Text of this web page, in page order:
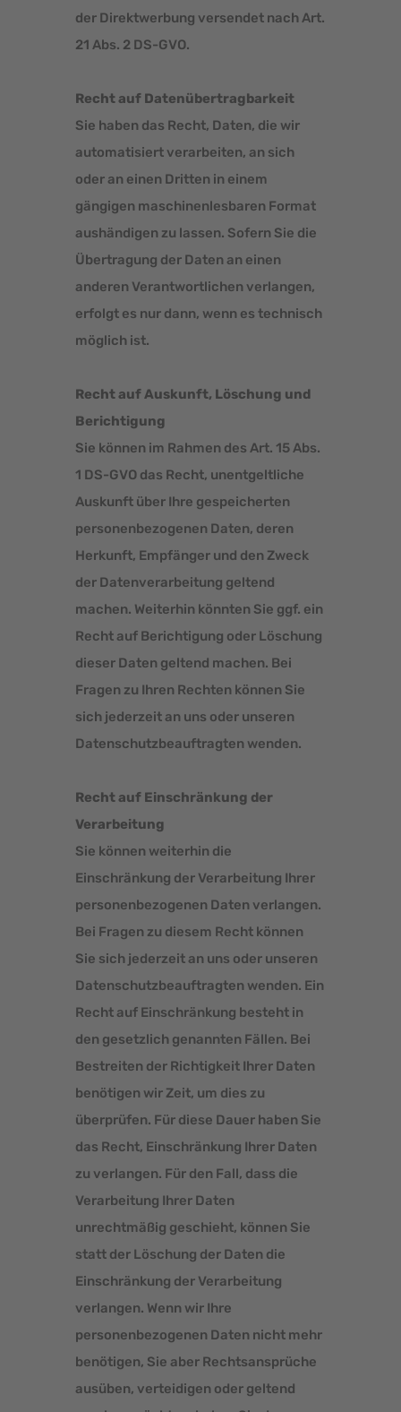
der Direktwerbung versendet nach Art.
21 Abs. 2 DS-GVO.
Recht auf Datenübertragbarkeit
Sie haben das Recht, Daten, die wir
automatisiert verarbeiten, an sich
oder an einen Dritten in einem
gängigen maschinenlesbaren Format
aushändigen zu lassen. Sofern Sie die
Übertragung der Daten an einen
anderen Verantwortlichen verlangen,
erfolgt es nur dann, wenn es technisch
möglich ist.
Recht auf Auskunft, Löschung und
Berichtigung
Sie können im Rahmen des Art. 15 Abs.
1 DS-GVO das Recht, unentgeltliche
Auskunft über Ihre gespeicherten
personenbezogenen Daten, deren
Herkunft, Empfänger und den Zweck
der Datenverarbeitung geltend
machen. Weiterhin könnten Sie ggf. ein
Recht auf Berichtigung oder Löschung
dieser Daten geltend machen. Bei
Fragen zu Ihren Rechten können Sie
sich jederzeit an uns oder unseren
Datenschutzbeauftragten wenden.
Recht auf Einschränkung der
Verarbeitung
Sie können weiterhin die
Einschränkung der Verarbeitung Ihrer
personenbezogenen Daten verlangen.
Bei Fragen zu diesem Recht können
Sie sich jederzeit an uns oder unseren
Datenschutzbeauftragten wenden. Ein
Recht auf Einschränkung besteht in
den gesetzlich genannten Fällen. Bei
Bestreiten der Richtigkeit Ihrer Daten
benötigen wir Zeit, um dies zu
überprüfen. Für diese Dauer haben Sie
das Recht, Einschränkung Ihrer Daten
zu verlangen. Für den Fall, dass die
Verarbeitung Ihrer Daten
unrechtmäßig geschieht, können Sie
statt der Löschung der Daten die
Einschränkung der Verarbeitung
verlangen. Wenn wir Ihre
personenbezogenen Daten nicht mehr
benötigen, Sie aber Rechtsansprüche
ausüben, verteidigen oder geltend